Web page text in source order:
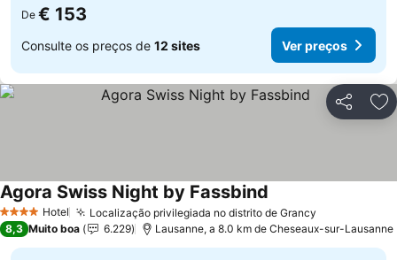
De € 153
Consulte os preços de 12 sites Ver preços
Partilhar
4 EstrelasHotel Localização privilegiada no distrito de Grancy
Agora Swiss Night by Fassbind
8,3 Muito boa 6.229 Lausanne, a 8.0 km de Cheseaux-sur-Lausanne